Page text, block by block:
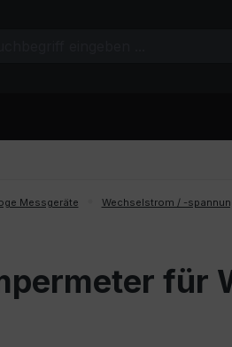
Messgeräte Wechselstrom / -
für